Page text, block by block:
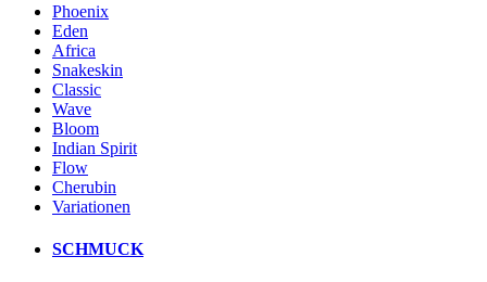
Phoenix
Eden
Africa
Snakeskin
Classic
Wave
Bloom
Indian Spirit
Flow
Cherubin
Variationen
SCHMUCK